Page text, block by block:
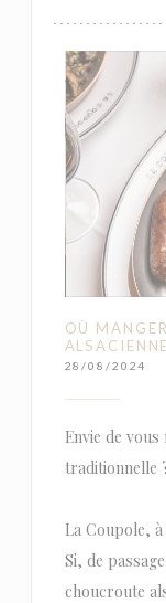
OÙ
28/08/2024
Envie de
traditionnelle
La Coupole,
Si, de
choucroute